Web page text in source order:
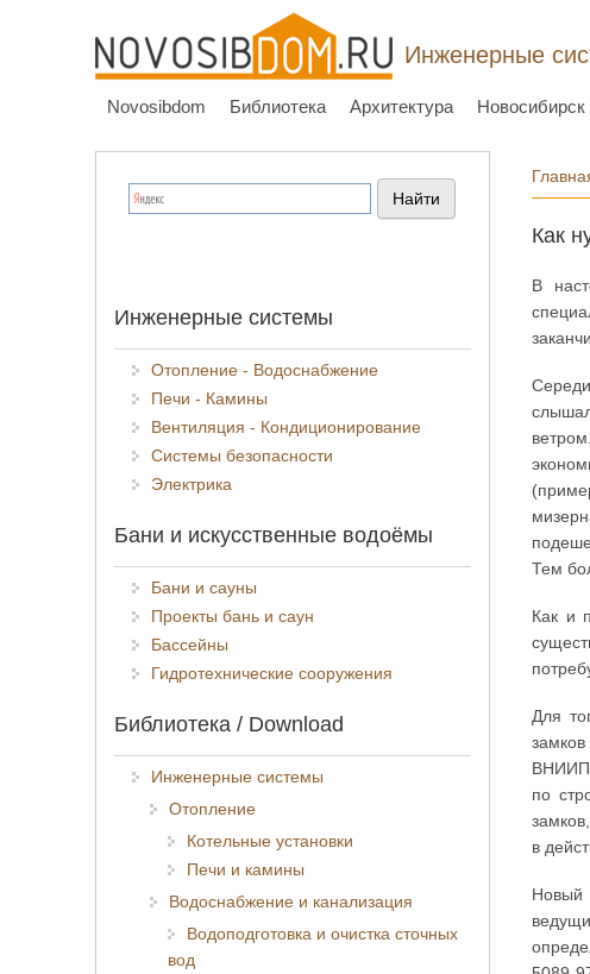
Инженерные
Novosibdom Библиотека Архитектура Новосибирск
Вы
Как
В
Тем
Как и
Для
по
в
Новый
Инженерные системы
Отопление - Водоснабжение
Печи - Камины
Вентиляция - Кондиционирование
Системы безопасности
Электрика
Бани и искусственные водоёмы
Бани и сауны
Проекты бань и саун
Бассейны
Гидротехнические сооружения
Библиотека / Download
Инженерные системы
Отопление
Котельные установки
Печи и камины
Водоснабжение и канализация
Водоподготовка и очистка сточных
вод